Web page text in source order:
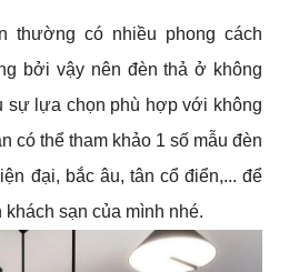
thường có nhiều phong cách
bởi vậy nên đèn thả ở không
sự lựa chọn phù hợp với không
có thể tham khảo 1 số mẫu đèn
đại, bắc âu, tân cổ điển,... để
sạn của mình nhé.